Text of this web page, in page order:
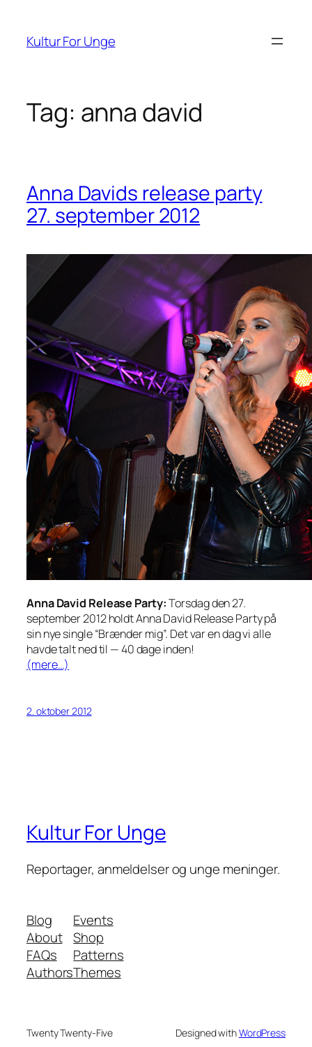
indhold
Kultur For Unge
Tag: anna david
Anna Davids release party
27. september 2012
Anna David Release Party:Torsdag den 27.
september 2012 holdt Anna David Release Party på
sin nye single “Brænder mig”. Det var en dag vi alle
havde talt ned til — 40 dage inden!
(mere…)
2. oktober 2012
Kultur For Unge
Reportager, anmeldelser og unge meninger.
Blog
About
FAQs
Authors
Events
Shop
Patterns
Themes
Twenty Twenty-Five Designed withWordPress